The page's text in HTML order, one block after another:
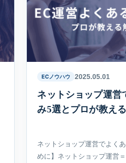
ECノウハウ 2025.05.01
ネットショップ運営
み5選とプロが教え
ネットショップ運営でよく
めに】ネットショップ運営